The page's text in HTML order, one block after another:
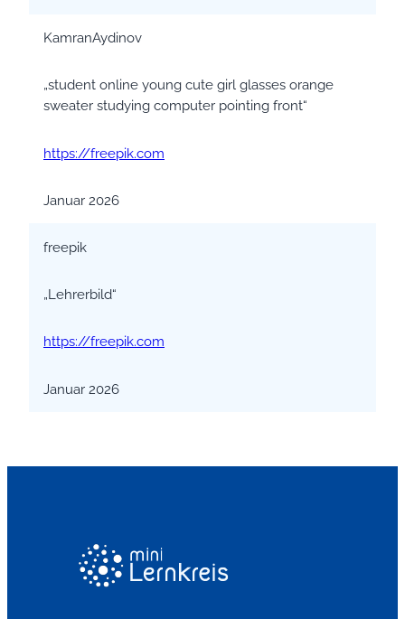
KamranAydinov
„student online young cute girl glasses orange
sweater studying computer pointing front“
https://freepik.com
Januar 2026
freepik
„Lehrerbild“
https://freepik.com
Januar 2026